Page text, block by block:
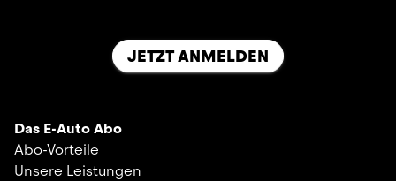
Das E-Auto Abo
Abo-Vorteile
Unsere Leistungen
JETZT ANMELDEN